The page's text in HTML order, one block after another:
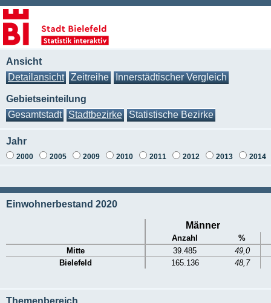
Ansicht
Detailansicht
Zeitreihe Innerstädtischer Vergleich
Gebietseinteilung
Gesamtstadt
Stadtbezirke Statistische Bezirke
Jahr
2000 2005 2009 2010 2011 2012 2013 2014
Einwohnerbestand 2020
Männer
Anzahl
%
Mitte
39.485
49,0
Bielefeld
165.136 48,7
Themenbereich